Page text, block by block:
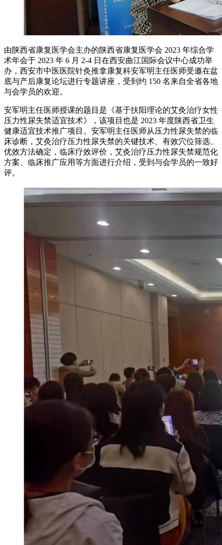
由陕西省康复医学会主办的陕西省康复医学会 2023 年综合学
术年会于 2023 年 6 月 2-4 日在西安曲江国际会议中心成功举
办，西安市中医医院针灸推拿康复科安军明主任医师受邀在盆
底与产后康复论坛进行专题讲座，受到约 150 名来自全省各地
与会学员的欢迎。
安军明主任医师授课的题目是《基于扶阳理论的艾灸治疗女性
压力性尿失禁适宜技术》，该项目也是 2023 年度陕西省卫生
健康适宜技术推广项目。安军明主任医师从压力性尿失禁的临
床诊断，艾灸治疗压力性尿失禁的关键技术、有效穴位筛选、
优效方法确定，临床疗效评价，艾灸治疗压力性尿失禁规范化
方案、临床推广应用等方面进行介绍，受到与会学员的一致好
评。